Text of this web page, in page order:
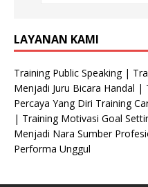
LAYANAN KAMI
Training Public Speaking |
Menjadi Juru Bicara Handal
Percaya Yang Diri Training
| Training Motivasi Goal
Menjadi Nara Sumber
Performa Unggul